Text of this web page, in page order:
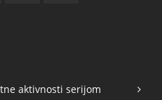
aktivnosti serijom